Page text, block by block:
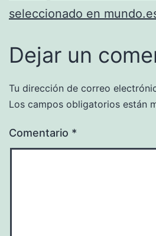
seleccionado en
Dejar un
Tu dirección de correo
Los campos obligatorios están
Comentario *